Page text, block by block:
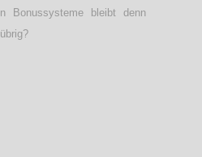
Bonussysteme bleibt denn